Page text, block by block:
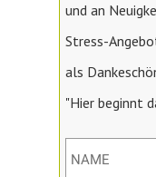
und an
Stress-
als
"Hier beginnt